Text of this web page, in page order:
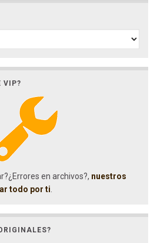
VIP?
en archivos?, nuestros
todo por ti